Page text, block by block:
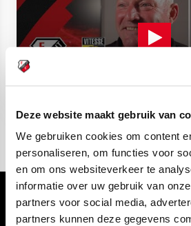
Deze website maakt gebruik van
We gebruiken cookies om content
personaliseren, om functies voor
en om ons websiteverkeer te
informatie over uw gebruik van
partners voor social media,
partners kunnen deze gegevens
Volg ons ook via